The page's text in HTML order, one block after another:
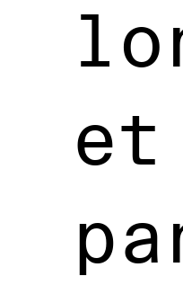
et